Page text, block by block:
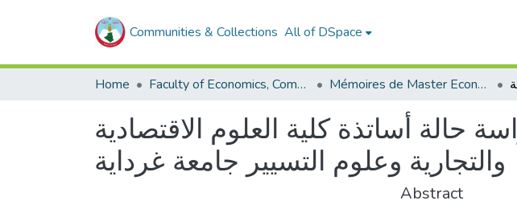
Communities & Collections All of DSpace
Home Faculty of Economics, Commercial Sciences and Management Sciences Mémoires de Master Economie
حالة أساتذة كلية العلوم الاقتصادية
والتجارية وعلوم التسيير جامعة غرداية
Abstract